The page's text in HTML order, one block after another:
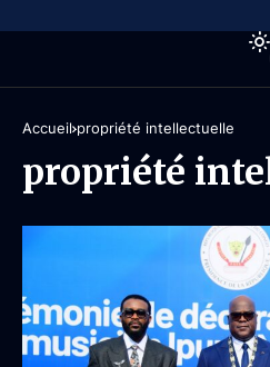
Accueil propriété intellectuelle
propriété